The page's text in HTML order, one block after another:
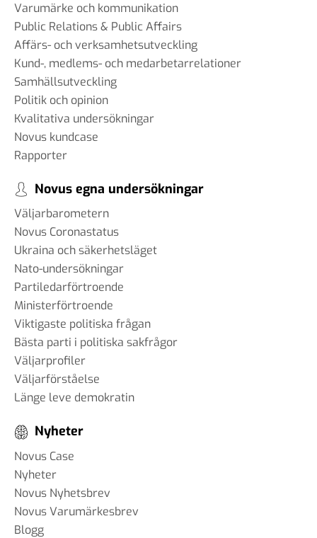
Varumärke och kommunikation
Public Relations & Public Affairs
Affärs- och verksamhetsutveckling
Kund-, medlems- och medarbetarrelationer
Samhällsutveckling
Politik och opinion
Kvalitativa undersökningar
Novus kundcase
Rapporter
Novus egna undersökningar
Väljarbarometern
Novus Coronastatus
Ukraina och säkerhetsläget
Nato-undersökningar
Partiledarförtroende
Ministerförtroende
Viktigaste politiska frågan
Bästa parti i politiska sakfrågor
Väljarprofiler
Väljarförståelse
Länge leve demokratin
Nyheter
Novus Case
Nyheter
Novus Nyhetsbrev
Novus Varumärkesbrev
Blogg